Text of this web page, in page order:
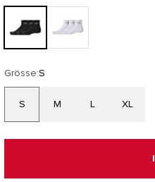
Grösse:S
S M L XL